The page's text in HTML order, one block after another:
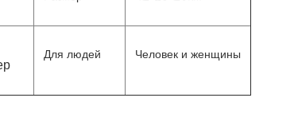
Для людей Человек и женщины